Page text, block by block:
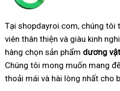
Tại shopdayroi.com, chúng tôi
viên thân thiện và giàu kinh
hàng chọn sản phẩm dương
Chúng tôi mong muốn mang
thoải mái và hài lòng nhất cho